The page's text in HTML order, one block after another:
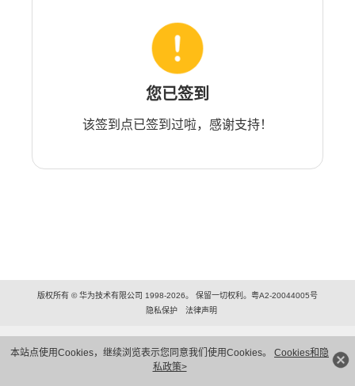
本站点使用Cookies，继续浏览表示您同意我们使用Cookies。 Cookies和隐
私政策>
您已签到
该签到点已签到过啦，感谢支持！
版权所有 © 华为技术有限公司 1998-2026。 保留一切权利。粤A2-20044005号
隐私保护
法律声明